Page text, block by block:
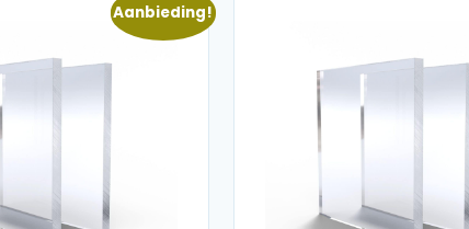
Aanbieding!